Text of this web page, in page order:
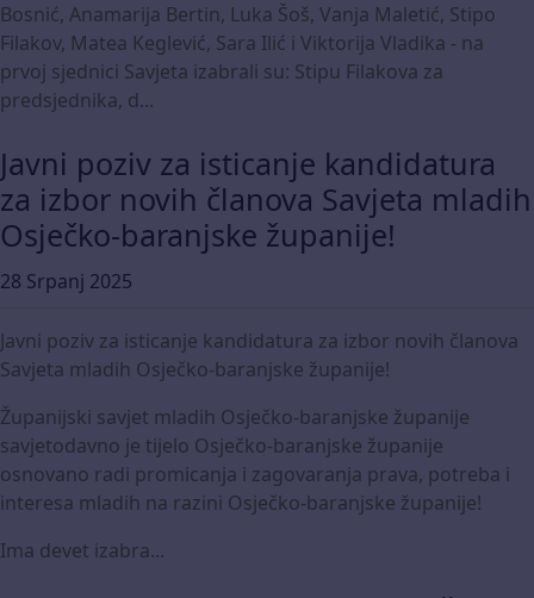
Bosnić, Anamarija Bertin, Luka Šoš, Vanja Maletić, Stipo
Filakov, Matea Keglević, Sara Ilić i Viktorija Vladika - na
prvoj sjednici Savjeta izabrali su: Stipu Filakova za
predsjednika, d...
Javni poziv za isticanje kandidatura
za izbor novih članova Savjeta mladih
Osječko-baranjske županije!
28 Srpanj 2025
Javni poziv za isticanje kandidatura za izbor novih članova
Savjeta mladih Osječko-baranjske županije!
Županijski savjet mladih Osječko-baranjske županije
savjetodavno je tijelo Osječko-baranjske županije
osnovano radi promicanja i zagovaranja prava, potreba i
interesa mladih na razini Osječko-baranjske županije!
Ima devet izabra...